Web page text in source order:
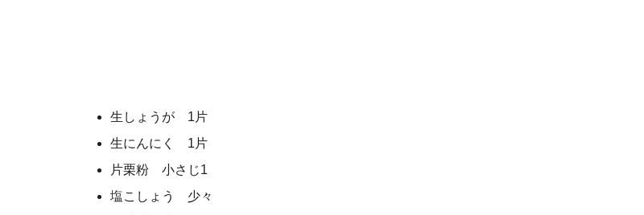
生しょうが 1片
生にんにく 1片
片栗粉 小さじ1
塩こしょう 少々